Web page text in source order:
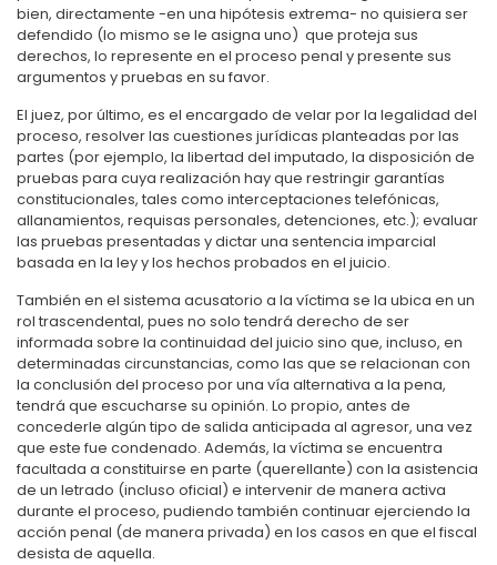
bien, directamente -en una hipótesis extrema- no quisiera ser
defendido (lo mismo se le asigna uno) que proteja sus
derechos, lo represente en el proceso penal y presente sus
argumentos y pruebas en su favor.
El juez, por último, es el encargado de velar por la legalidad del
proceso, resolver las cuestiones jurídicas planteadas por las
partes (por ejemplo, la libertad del imputado, la disposición de
pruebas para cuya realización hay que restringir garantías
constitucionales, tales como interceptaciones telefónicas,
allanamientos, requisas personales, detenciones, etc.); evaluar
las pruebas presentadas y dictar una sentencia imparcial
basada en la ley y los hechos probados en el juicio.
También en el sistema acusatorio a la víctima se la ubica en un
rol trascendental, pues no solo tendrá derecho de ser
informada sobre la continuidad del juicio sino que, incluso, en
determinadas circunstancias, como las que se relacionan con
la conclusión del proceso por una vía alternativa a la pena,
tendrá que escucharse su opinión. Lo propio, antes de
concederle algún tipo de salida anticipada al agresor, una vez
que este fue condenado. Además, la víctima se encuentra
facultada a constituirse en parte (querellante) con la asistencia
de un letrado (incluso oficial) e intervenir de manera activa
durante el proceso, pudiendo también continuar ejerciendo la
acción penal (de manera privada) en los casos en que el fiscal
desista de aquella.